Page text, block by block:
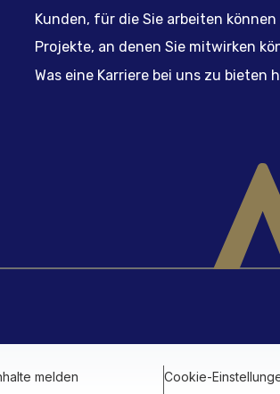
Kunden, für die Sie arbeiten können
Projekte, an denen Sie mitwirken
Was eine Karriere bei uns zu bieten
melden Cookie-